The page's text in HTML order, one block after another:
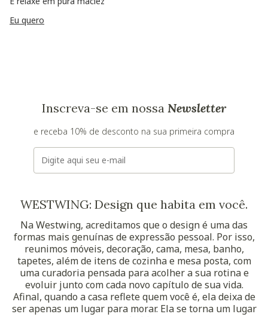
Eu quero
Inscreva-se em nossa Newsletter
e receba 10% de desconto na sua primeira compra
E-mail
WESTWING: Design que habita em você.
Na Westwing, acreditamos que o design é uma das
formas mais genuínas de expressão pessoal. Por isso,
reunimos móveis, decoração, cama, mesa, banho,
tapetes, além de itens de cozinha e mesa posta, com
uma curadoria pensada para acolher a sua rotina e
evoluir junto com cada novo capítulo de sua vida.
Afinal, quando a casa reflete quem você é, ela deixa de
ser apenas um lugar para morar. Ela se torna um lugar